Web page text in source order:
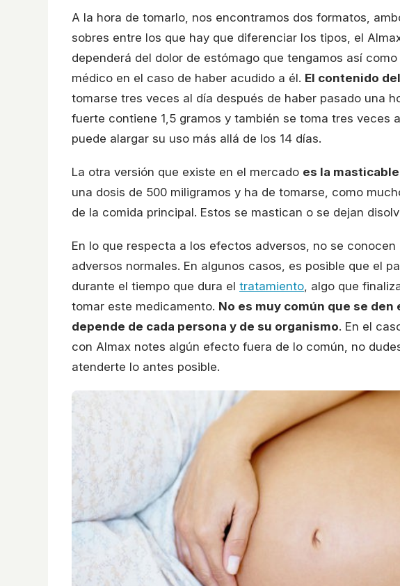
A la hora de tomarlo, nos encontramos dos formatos,
sobres entre los que hay que diferenciar los tipos, el
dependerá del dolor de estómago que tengamos así
médico en el caso de haber acudido a él. El contenido
tomarse tres veces al día después de haber pasado una
fuerte contiene 1,5 gramos y también se toma tres veces
puede alargar su uso más allá de los 14 días.
La otra versión que existe en el mercado es la masticable
una dosis de 500 miligramos y ha de tomarse, como
de la comida principal. Estos se mastican o se dejan
En lo que respecta a los efectos adversos, no se
adversos normales. En algunos casos, es posible que el
durante el tiempo que dura el tratamiento , algo que
tomar este medicamento. No es muy común que se
depende de cada persona y de su organismo. En el
con Almax notes algún efecto fuera de lo común, no
atenderte lo antes posible.